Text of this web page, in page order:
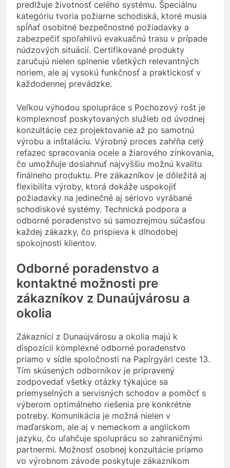
predlžuje životnosť celého systému. Špeciálnu
kategóriu tvoria požiarne schodiská, ktoré musia
spĺňať osobitné bezpečnostné požiadavky a
zabezpečiť spoľahlivú evakuačnú trasu v prípade
núdzových situácií. Certifikované produkty
zaručujú nielen splnenie všetkých relevantných
noriem, ale aj vysokú funkčnosť a praktickosť v
každodennej prevádzke.
Veľkou výhodou spolupráce s Pochozový rošt je
komplexnosť poskytovaných služieb od úvodnej
konzultácie cez projektovanie až po samotnú
výrobu a inštaláciu. Výrobný proces zahŕňa celý
reťazec spracovania ocele a žiarového zinkovania,
čo umožňuje dosiahnuť najvyššiu možnú kvalitu
finálneho produktu. Pre zákazníkov je dôležitá aj
flexibilita výroby, ktorá dokáže uspokojiť
požiadavky na jedinečné aj sériovo vyrábané
schodiskové systémy. Technická podpora a
odborné poradenstvo sú samozrejmou súčasťou
každej zákazky, čo prispieva k dlhodobej
spokojnosti klientov.
Odborné poradenstvo a
kontaktné možnosti pre
zákazníkov z Dunaújvárosu a
okolia
Zákazníci z Dunaújvárosu a okolia majú k
dispozícii komplexné odborné poradenstvo
priamo v sídle spoločnosti na Papírgyári ceste 13.
Tím skúsených odborníkov je pripravený
zodpovedať všetky otázky týkajúce sa
priemyselných a servisných schodov a pomôcť s
výberom optimálneho riešenia pre konkrétne
potreby. Komunikácia je možná nielen v
maďarskom, ale aj v nemeckom a anglickom
jazyku, čo uľahčuje spoluprácu so zahraničnými
partnermi. Možnosť osobnej konzultácie priamo
vo výrobnom závode poskytuje zákazníkom